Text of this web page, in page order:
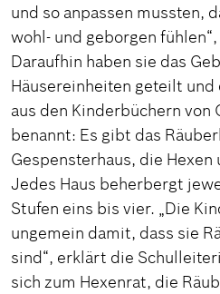
und so anpassen mussten,
wohl- und geborgen
Daraufhin haben sie das
Häusereinheiten geteilt und
aus den Kinderbüchern
benannt: Es gibt das
Gespensterhaus, die Hexen
Jedes Haus beherbergt
Stufen eins bis vier. „Die
ungemein damit, dass sie
sind“, erklärt die
sich zum Hexenrat, die